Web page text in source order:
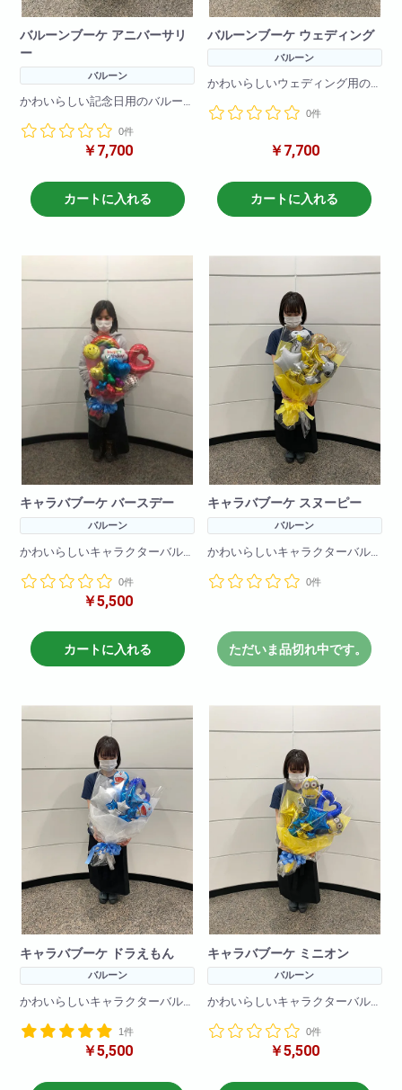
バルーンブーケ アニバーサリ
ー
バルーン
かわいらしい記念日用のバルー
バルーンのみで作成しているの
で枯れる心配をすることなく
0件
￥7,700
カートに入れる
バルーンブーケ ウェディング
バルーン
かわいらしいウェディング用の
バルーンのみで作成しているの
プレゼントできます!
0件
￥7,700
カートに入れる
キャラバブーケ バースデー
バルーン
かわいらしいキャラクターバル
バルーンのみで作成しているの
で枯れる心配をすることなく
※在庫状況によりバルーンは異な
る場合がございます
0件
￥5,500
カートに入れる
キャラバブーケ スヌーピー
バルーン
かわいらしいキャラクターバル
バルーンのみで作成しているの
※在庫状況によりバルーンは異な
る場合がございます
0件
ただいま品切れ中です。
キャラバブーケ ドラえもん
バルーン
かわいらしいキャラクターバル
バルーンのみで作成しているの
で枯れる心配をすることなく
1件
￥5,500
キャラバブーケ ミニオン
バルーン
かわいらしいキャラクターバル
バルーンのみで作成しているの
で枯れる心配をすることなく
0件
￥5,500